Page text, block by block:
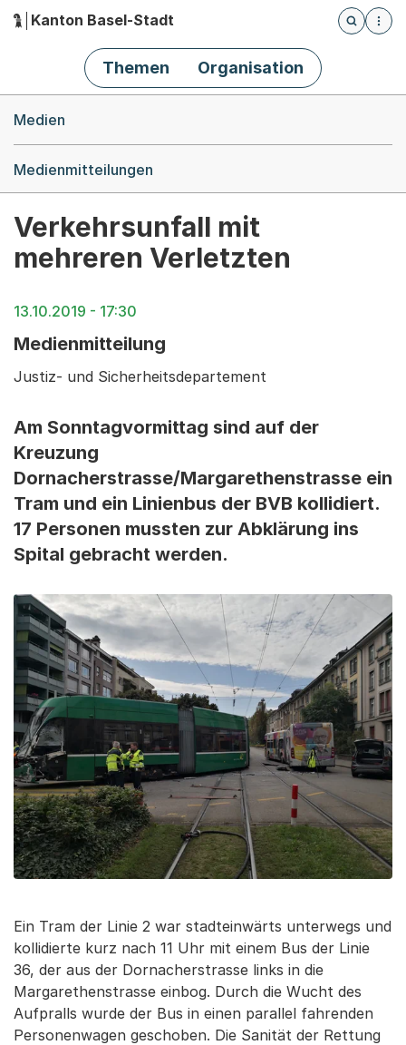
Hauptnavigation
Kanton Basel-Stadt
Öffnet
Themen Organisation
Medien
Medienmitteilungen
Verkehrsunfall mit
mehreren Verletzten
13.10.2019 - 17:30
Medienmitteilung
Justiz- und Sicherheitsdepartement
Am Sonntagvormittag sind auf der
Kreuzung
Dornacherstrasse/Margarethenstrasse ein
Tram und ein Linienbus der BVB kollidiert.
17 Personen mussten zur Abklärung ins
Spital gebracht werden.
Ein Tram der Linie 2 war stadteinwärts unterwegs und
kollidierte kurz nach 11 Uhr mit einem Bus der Linie
36, der aus der Dornacherstrasse links in die
Margarethenstrasse einbog. Durch die Wucht des
Aufpralls wurde der Bus in einen parallel fahrenden
Personenwagen geschoben. Die Sanität der Rettung